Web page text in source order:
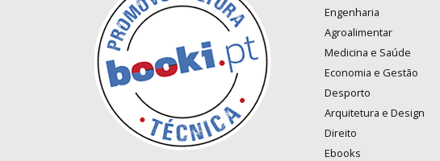
Engenharia
Agroalimentar
Medicina e Saúde
Economia e Gestão
Desporto
Arquitetura e Design
Direito
Ebooks